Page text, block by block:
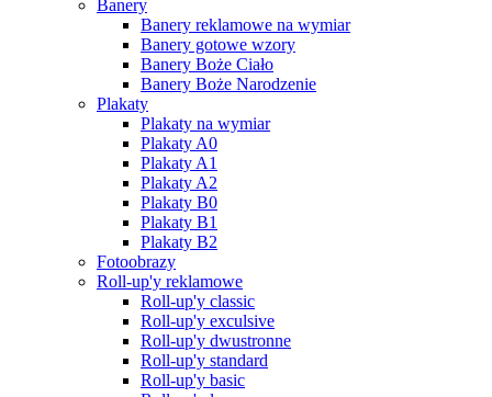
Banery
Banery reklamowe na wymiar
Banery gotowe wzory
Banery Boże Ciało
Banery Boże Narodzenie
Plakaty
Plakaty na wymiar
Plakaty A0
Plakaty A1
Plakaty A2
Plakaty B0
Plakaty B1
Plakaty B2
Fotoobrazy
Roll-up'y reklamowe
Roll-up'y classic
Roll-up'y exculsive
Roll-up'y dwustronne
Roll-up'y standard
Roll-up'y basic